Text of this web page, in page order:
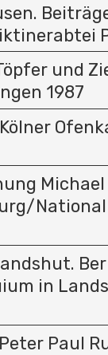
und
1987
in
Paul